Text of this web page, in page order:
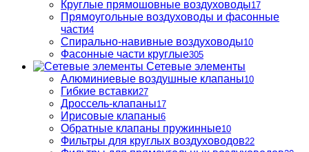
Круглые прямошовные воздуховоды17
Прямоугольные воздуховоды и фасонные
части4
Спирально-навивные воздуховоды10
Фасонные части круглые305
Сетевые элементы
Алюминиевые воздушные клапаны10
Гибкие вставки27
Дроссель-клапаны17
Ирисовые клапаны6
Обратные клапаны пружинные10
Фильтры для круглых воздуховодов22